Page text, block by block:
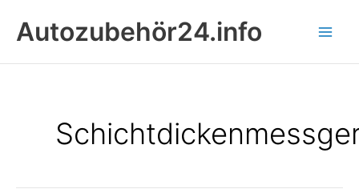
InhaltAutozubehör24.info